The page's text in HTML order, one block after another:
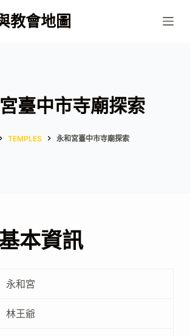
教會地圖
臺中市寺廟探索
TEMPLES 永和宮臺中市寺廟探索
本資訊
永和宮
林王爺